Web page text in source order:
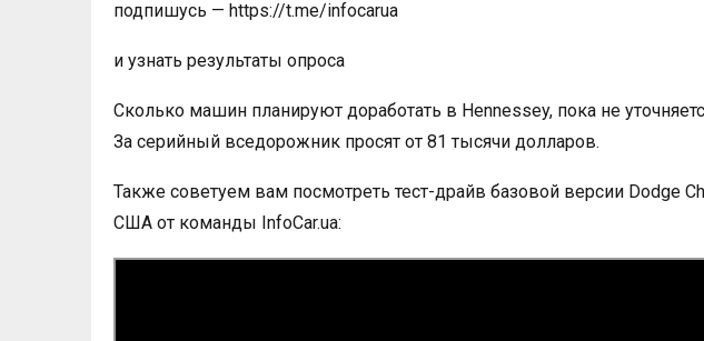
подпишусь — https://t.me/infocarua
и узнать результаты опроса
Сколько машин планируют доработать в Hennessey, пока не
За серийный вседорожник просят от 81 тысячи долларов.
Также советуем вам посмотреть тест-драйв базовой версии Dodge
США от команды InfoCar.ua: